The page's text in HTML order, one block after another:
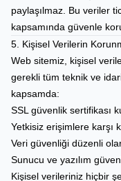
paylaşılmaz. Bu veriler
kapsamında güvenle
5. Kişisel Verilerin
Web sitemiz, kişisel
gerekli tüm teknik ve
kapsamda:
SSL güvenlik sertifikası
Yetkisiz erişimlere karşı
Veri güvenliği düzenli
Sunucu ve yazılım
Kişisel verileriniz hiçbir